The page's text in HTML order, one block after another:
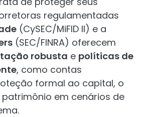
regulamentadas
(CySEC/MiFID II) e a
(SEC/FINRA) oferecem
robusta e políticas de
, como contas
formal ao capital, o
em cenários de